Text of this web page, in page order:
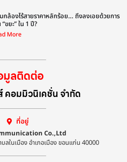
มกล้องไร้สายราคาหลักร้อย… ถึงลงเอยด้วยการ
“ขยะ” ใน 1 ปี?
More
มูลติดต่อ
คอมมิวนิเคชั่น จำกัด
ที่อยู่
Co.,Ltd
ในเมือง อำเภอเมือง ขอนแก่น 40000